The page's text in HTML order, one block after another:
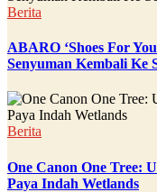
Berita
ABARO ‘Shoes For
Senyuman Kembali Ke
Berita
One Canon One Tree:
Paya Indah Wetlands